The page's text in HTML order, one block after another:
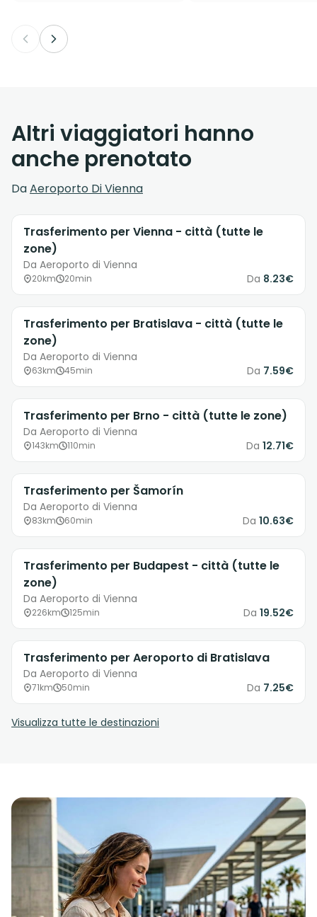
Altri viaggiatori hanno
anche prenotato
DaAeroporto Di Vienna
Trasferimento per Vienna - città (tutte le
zone)
Da Aeroporto di Vienna
20km 20min Da 8.23€
Trasferimento per Bratislava - città (tutte le
zone)
Da Aeroporto di Vienna
63km 45min Da 7.59€
Trasferimento per Brno - città (tutte le zone)
Da Aeroporto di Vienna
143km 110min Da 12.71€
Trasferimento per Šamorín
Da Aeroporto di Vienna
83km 60min Da 10.63€
Trasferimento per Budapest - città (tutte le
zone)
Da Aeroporto di Vienna
226km 125min Da 19.52€
Trasferimento per Aeroporto di Bratislava
Da Aeroporto di Vienna
71km 50min Da 7.25€
Visualizza tutte le destinazioni